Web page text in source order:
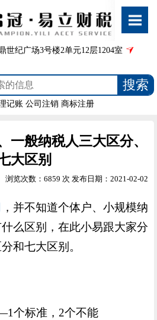
世纪广场3号楼2单元12层1204室
搜索
记账 公司注销 商标注册
一般纳税人三大区分、
大区别
浏览次数：6859 次 发布日期：2021-02-02
，并不知道个体户、小规模纳
么区别，在此小易跟大家分
和七大区别。
个标准，2个不能